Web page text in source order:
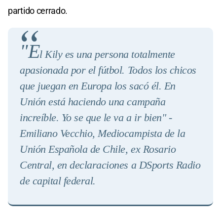
partido cerrado.
"El Kily es una persona totalmente
apasionada por el fútbol. Todos los chicos
que juegan en Europa los sacó él. En
Unión está haciendo una campaña
increíble. Yo se que le va a ir bien" -
Emiliano Vecchio, Mediocampista de la
Unión Española de Chile, ex Rosario
Central, en declaraciones a DSports Radio
de capital federal.